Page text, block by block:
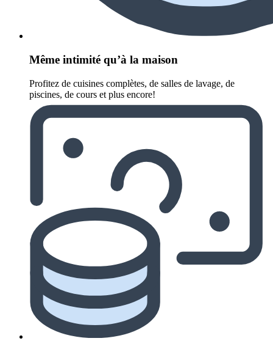
Même intimité qu’à la maison
Profitez de cuisines complètes, de salles de lavage, de
piscines, de cours et plus encore!